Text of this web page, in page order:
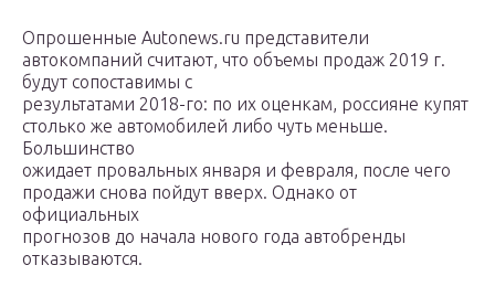
Опрошенные Autonews.ru представители
автокомпаний считают, что объемы продаж 2019 г.
будут сопоставимы с
результатами 2018-го: по их оценкам, россияне купят
столько же автомобилей либо чуть меньше.
Большинство
ожидает провальных января и февраля, после чего
продажи снова пойдут вверх. Однако от
официальных
прогнозов до начала нового года автобренды
отказываются.